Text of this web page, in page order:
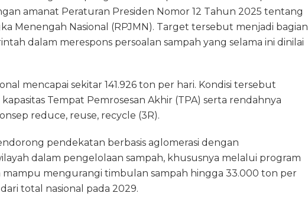
amanat Peraturan Presiden Nomor 12 Tahun 2025 tentang
Menengah Nasional (RPJMN). Target tersebut menjadi bagian
dalam merespons persoalan sampah yang selama ini dinilai
mencapai sekitar 141.926 ton per hari. Kondisi tersebut
Tempat Pemrosesan Akhir (TPA) serta rendahnya
reduce, reuse, recycle (3R).
pendekatan berbasis aglomerasi dengan
dalam pengelolaan sampah, khususnya melalui program
mampu mengurangi timbulan sampah hingga 33.000 ton per
total nasional pada 2029.